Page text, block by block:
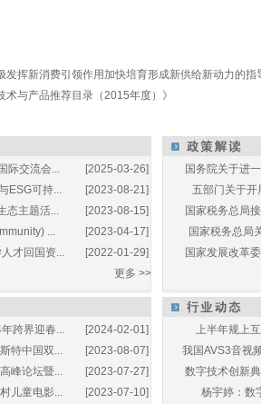
发挥新消费引领作用加快培育形成新供给新动力的指
术与产品推荐目录（2015年度）》
[2025-03-26]
际交流会...
[2023-08-21]
ESG可持...
[2023-08-15]
态主题活...
[2023-04-17]
...
[2022-01-29]
才回国资...
更多 >>
国务院关于进
五部门关于开
国家税务总局
国家税务总局
国家发展改革
[2024-02-01]
跨界迎春...
[2023-08-07]
特中国双...
[2023-07-27]
峰论坛暨...
[2023-07-10]
儿童电影...
上半年规上
我国AVS3音视
数字技术创新
杨宇婷：数